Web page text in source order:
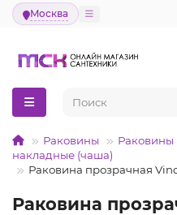
Москва
Раковины Раковины
накладные (чаша)
Раковина прозрачная
Раковина